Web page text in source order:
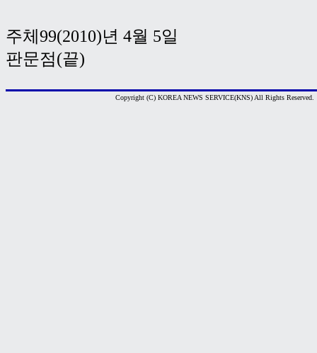
주체99(2010)년 4월 5일
판문점(끝)
Copyright (C) KOREA NEWS SERVICE(KNS) All Rights Reserved.